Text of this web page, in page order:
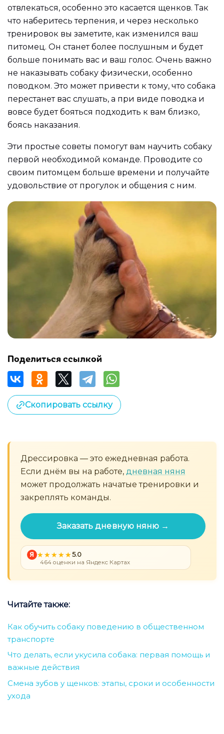
отвлекаться, особенно это касается щенков. Так
что наберитесь терпения, и через несколько
тренировок вы заметите, как изменился ваш
питомец. Он станет более послушным и будет
больше понимать вас и ваш голос. Очень важно
не наказывать собаку физически, особенно
поводком. Это может привести к тому, что собака
перестанет вас слушать, а при виде поводка и
вовсе будет бояться подходить к вам близко,
боясь наказания.
Эти простые советы помогут вам научить собаку
первой необходимой команде. Проводите со
своим питомцем больше времени и получайте
удовольствие от прогулок и общения с ним.
Поделиться ссылкой
Скопировать ссылку
Дрессировка — это ежедневная работа.
Если днём вы на работе, дневная няня
может продолжать начатые тренировки и
закреплять команды.
Заказать дневную няню →
Я 5.0
464 оценки на Яндекс Картах
Читайте также:
Как обучить собаку поведению в общественном
транспорте
Что делать, если укусила собака: первая помощь и
важные действия
Смена зубов у щенков: этапы, сроки и особенности
ухода